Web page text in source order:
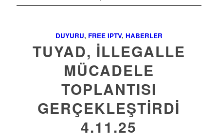
DUYURU, FREE IPTV, HABERLER
TUYAD, İLLEGALLE
MÜCADELE
TOPLANTISI
GERÇEKLEŞTİRDİ
4.11.25